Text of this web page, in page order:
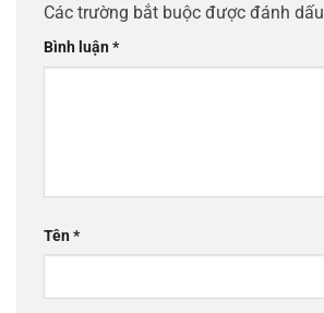
Các trường bắt buộc được đánh dấu
Bình luận*
Tên*